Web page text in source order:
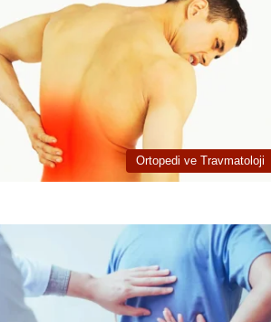
Ortopedi ve Travmatoloji